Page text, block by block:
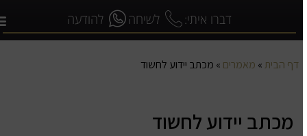
דברו איתי: לשיחה להודעה
דף הבית»מאמרים»מכתב יידוע לחשוד
מכתב יידוע לחשוד